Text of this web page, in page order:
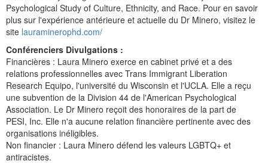
Psychological Study of Culture, Ethnicity, and Race. Pour en savoir
plus sur l'expérience antérieure et actuelle du Dr Minero, visitez le
site lauraminerophd.com/
Conférenciers Divulgations :
Financières : Laura Minero exerce en cabinet privé et a des
relations professionnelles avec Trans Immigrant Liberation
Research Equipo, l'université du Wisconsin et l'UCLA. Elle a reçu
une subvention de la Division 44 de l'American Psychological
Association. Le Dr Minero reçoit des honoraires de la part de
PESI, Inc. Elle n'a aucune relation financière pertinente avec des
organisations inéligibles.
Non financier : Laura Minero défend les valeurs LGBTQ+ et
antiracistes.